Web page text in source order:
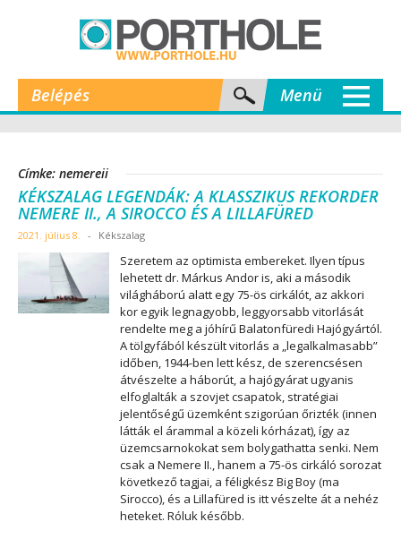
Belépés Menü
Címke: nemereii
KÉKSZALAG LEGENDÁK: A KLASSZIKUS REKORDER
NEMERE II., A SIROCCO ÉS A LILLAFÜRED
2021. július 8. - Kékszalag
Szeretem az optimista embereket. Ilyen típus
lehetett dr. Márkus Andor is, aki a második
világháború alatt egy 75-ös cirkálót, az akkori
kor egyik legnagyobb, leggyorsabb vitorlását
rendelte meg a jóhírű Balatonfüredi Hajógyártól.
A tölgyfából készült vitorlás a „legalkalmasabb”
időben, 1944-ben lett kész, de szerencsésen
átvészelte a háborút, a hajógyárat ugyanis
elfoglalták a szovjet csapatok, stratégiai
jelentőségű üzemként szigorúan őrizték (innen
látták el árammal a közeli kórházat), így az
üzemcsarnokokat sem bolygathatta senki. Nem
csak a Nemere II., hanem a 75-ös cirkáló sorozat
következő tagjai, a féligkész Big Boy (ma
Sirocco), és a Lillafüred is itt vészelte át a nehéz
heteket. Róluk később.